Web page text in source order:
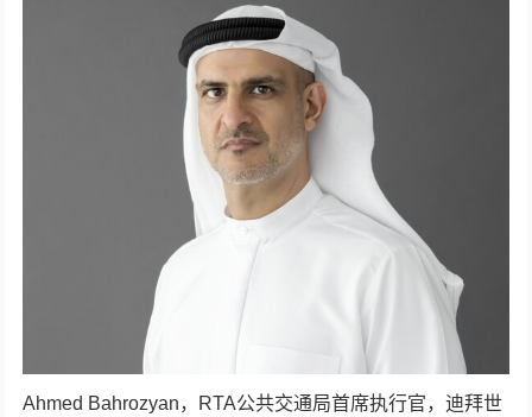
Ahmed Bahrozyan，RTA公共交通局首席执行官，迪拜世